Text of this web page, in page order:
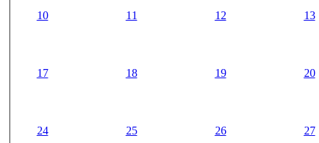
10 11 12 13
17 18 19 20
24 25 26 27